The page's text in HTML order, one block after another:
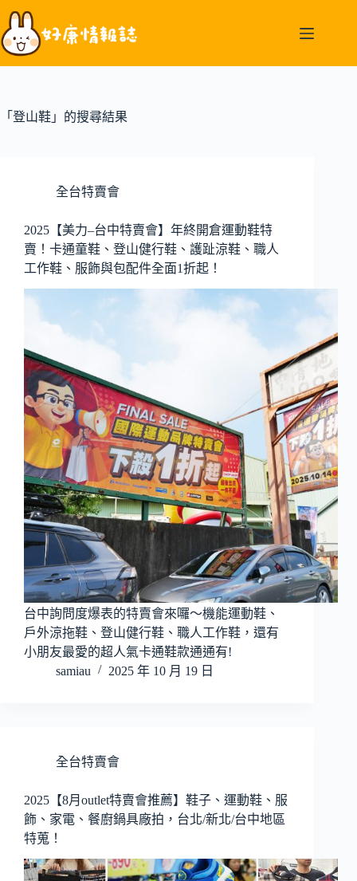
跳
至
主
要
「登山鞋」的搜尋結果
全台特賣會
2025【美力–台中特賣會】年終開倉運動鞋特
賣！卡通童鞋、登山健行鞋、護趾涼鞋、職人
工作鞋、服飾與包配件全面1折起！
台中詢問度爆表的特賣會來囉～機能運動鞋、
戶外涼拖鞋、登山健行鞋、職人工作鞋，還有
小朋友最愛的超人氣卡通鞋款通通有!
samiau
2025 年 10 月 19 日
全台特賣會
2025【8月outlet特賣會推薦】鞋子、運動鞋、服
飾、家電、餐廚鍋具廠拍，台北/新北/台中地區
特蒐！